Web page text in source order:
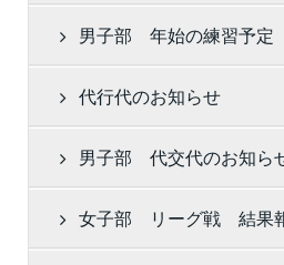
男子部 年始の練習予定
代行代のお知らせ
男子部 代交代のお知ら
女子部 リーグ戦 結果